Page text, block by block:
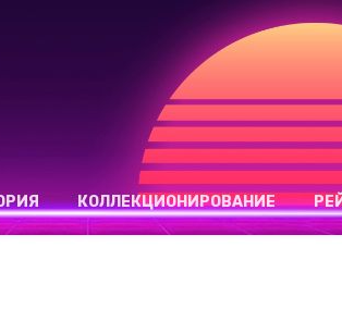
КОЛЛЕКЦИОНИРОВАНИЕ